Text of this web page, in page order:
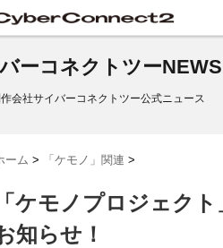
ーコネクトツーNEWS
会社サイバーコネクトツー公式ニュース
ーム > 「ケモノ」関連 >
「ケモノプロジェク
知らせ！